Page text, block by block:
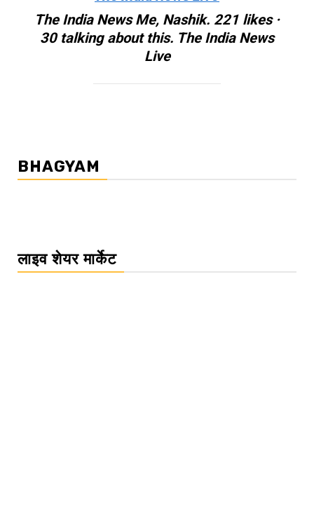
The India News Me, Nashik. 221 likes ·
30 talking about this. The India News
Live
BHAGYAM
लाइव शेयर मार्केट